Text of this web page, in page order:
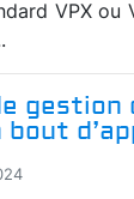
VPX ou
gestion